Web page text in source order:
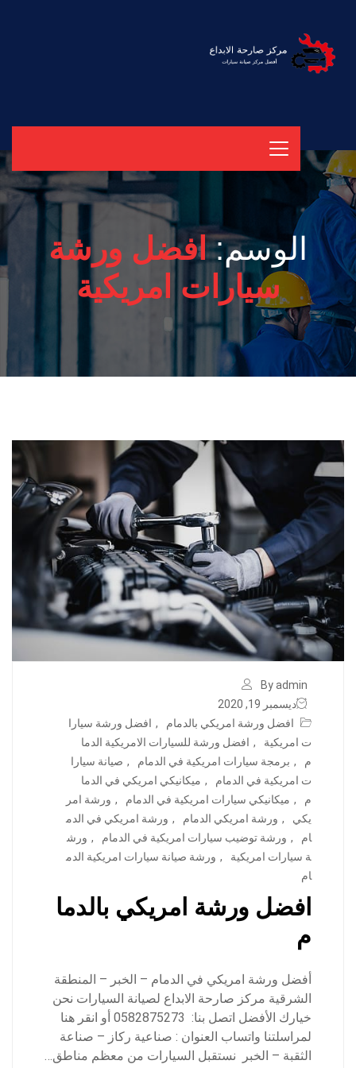
الوسم:افضل ورشة
سيارات امريكية
By admin
ديسمبر 19, 2020
افضل ورشة امريكي بالدمام
, افضل ورشة سيارا
ت امريكية
, افضل ورشة للسيارات الامريكية الدما
م
, برمجة سيارات امريكية في الدمام , صيانة سيارا
ت امريكية في الدمام
, ميكانيكي امريكي في الدما
م
, ميكانيكي سيارات امريكية في الدمام , ورشة امر
يكي
, ورشة امريكي الدمام , ورشة امريكي في الدم
ام
, ورشة توضيب سيارات امريكية في الدمام , ورش
ة سيارات امريكية
, ورشة صيانة سيارات امريكية الدم
ام
افضل ورشة امريكي بالدما
م
أفضل ورشة امريكي في الدمام – الخبر – المنطقة
الشرقية مركز صارحة الابداع لصيانة السيارات نحن
خيارك الأفضل اتصل بنا: 0582875273 أو انقر هنا
لمراسلتنا واتساب العنوان : صناعية ركاز – صناعة
الثقبة – الخبر نستقبل السيارات من معظم مناطق…